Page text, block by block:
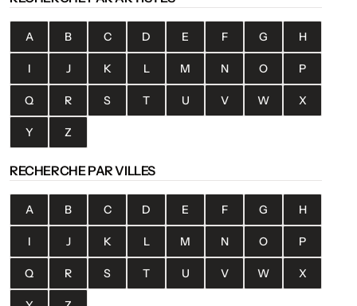
A B C D E F G H
I J K L M N O P
Q R S T U V W X
Y Z
RECHERCHE PAR VILLES
A B C D E F G H
I J K L M N O P
Q R S T U V W X